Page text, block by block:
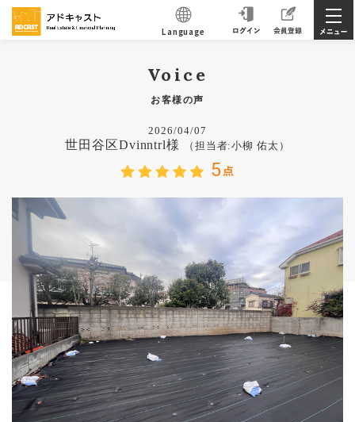
Language
Voice
お客様の声
2026/04/07
世田谷区Dvinntrl様 （担当者:小柳 佑太）
5点